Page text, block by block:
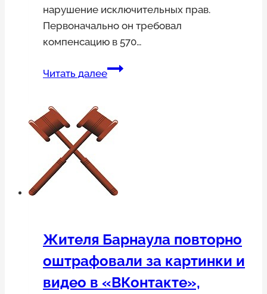
нарушение исключительных прав.
Первоначально он требовал
компенсацию в 570…
Читать далееБлогер
ВГТРК
165
Жителя Барнаула повторно
оштрафовали за картинки и
видео в «ВКонтакте»,